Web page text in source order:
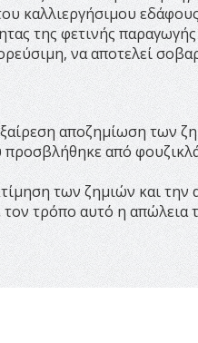
καλλιεργήσιμου
της φετινής
να αποτελεί
αποζημίωση των
από
των ζημιών και
τρόπο αυτό η απώλεια